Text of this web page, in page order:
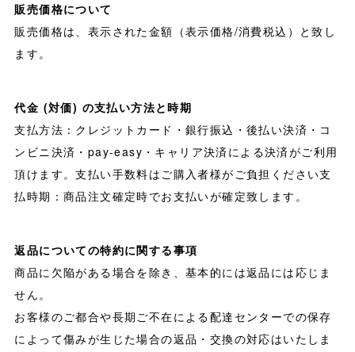
販売価格について
販売価格は、表示された金額（表示価格/消費税込）と致し
ます。
代金 (対価) の支払い方法と時期
支払方法：クレジットカード・銀行振込・後払い決済・コ
ンビニ決済・pay-easy・キャリア決済による決済がご利用
頂けます。支払い手数料はご購入者様がご負担ください支
払時期：商品注文確定時でお支払いが確定致します。
返品についての特約に関する事項
商品に欠陥がある場合を除き、基本的には返品には応じま
せん。
お客様のご都合や長期ご不在による配達センターでの保存
によって傷みが生じた場合の返品・交換の対応はいたしま